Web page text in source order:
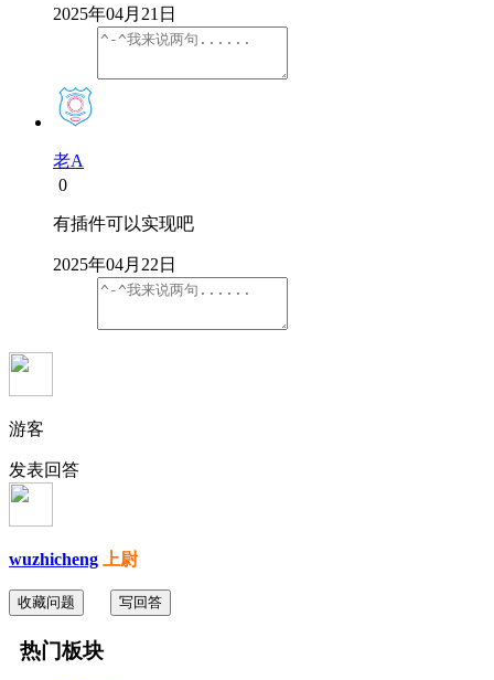
2025年04月21日
老A
0
有插件可以实现吧
2025年04月22日
游客
发表回答
wuzhicheng 上尉
收藏问题 写回答
热门板块